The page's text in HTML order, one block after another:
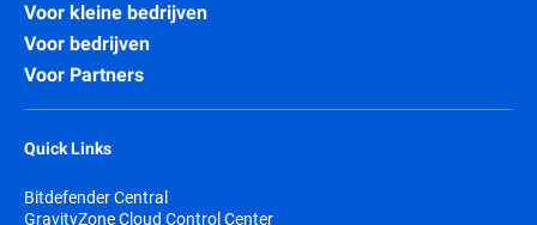
Voor kleine bedrijven
Voor bedrijven
Voor Partners
Quick Links
Bitdefender Central
GravityZone Cloud Control Center